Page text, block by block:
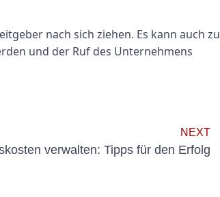
nach sich ziehen. Es kann auch zu
und der Ruf des Unternehmens
NEXT
verwalten: Tipps für den Erfolg